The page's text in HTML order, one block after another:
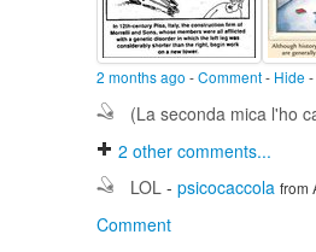
2 months ago -Comment- Hide -
(La seconda mica l'ho
2 other comments...
LOL - psicocaccola from
Comment